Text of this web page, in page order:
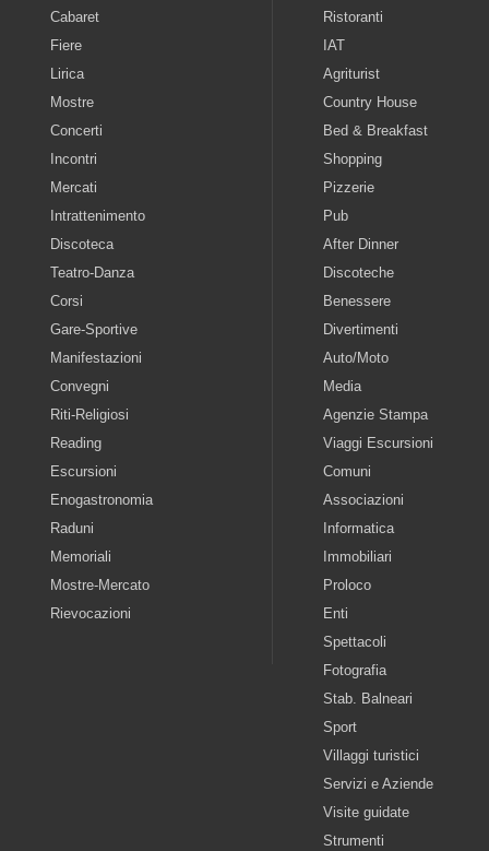
Cabaret
Fiere
Lirica
Mostre
Concerti
Incontri
Mercati
Intrattenimento
Discoteca
Teatro-Danza
Corsi
Gare-Sportive
Manifestazioni
Convegni
Riti-Religiosi
Reading
Escursioni
Enogastronomia
Raduni
Memoriali
Mostre-Mercato
Rievocazioni
Ristoranti
IAT
Agriturist
Country House
Bed & Breakfast
Shopping
Pizzerie
Pub
After Dinner
Discoteche
Benessere
Divertimenti
Auto/Moto
Media
Agenzie Stampa
Viaggi Escursioni
Comuni
Associazioni
Informatica
Immobiliari
Proloco
Enti
Spettacoli
Fotografia
Stab. Balneari
Sport
Villaggi turistici
Servizi e Aziende
Visite guidate
Strumenti